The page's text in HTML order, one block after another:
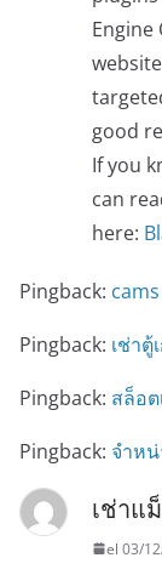
Engine
good
If you
can
here:
Pingback: cams
Pingback: เช่าตู้
Pingback: สล็อ
Pingback: จำห
เช่าแ
el 03/